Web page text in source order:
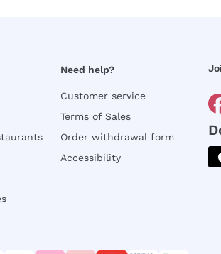
Need help?
Customer service
Terms of Sales
Order withdrawal form
Accessibility